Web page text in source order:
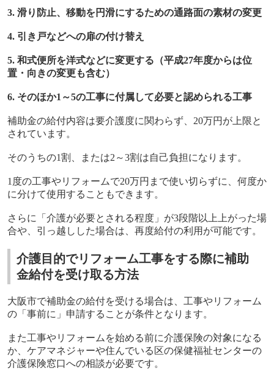
3. 滑り防止、移動を円滑にするための通路面の素材の変更
4. 引き戸などへの扉の付け替え
5. 和式便所を洋式などに変更する（平成27年度からは位
置・向きの変更も含む）
6. そのほか1 ～5の工事に付属して必要と認められる工事
補助金の給付内容は要介護度に関わらず、 20万円が上限と
されています。
そのうちの1割、または2 ～3割は自己負担になります。
1 度の工事やリフォームで20万円まで使い切らずに、何度か
に分けて使用することもできます。
さらに「介護が必要とされる程度」が3段階以上上がった場
合や、引っ越しした場合は、再度給付の利用が可能です。
介護目的でリフォーム工事をする際に補助
金給付を受け取る方法
大阪市で補助金の給付を受ける場合は、工事やリフォーム
の「事前に」申請することが条件となります。
また工事やリフォームを始める前に介護保険の対象になる
か、ケアマネジャーや住んでいる区の保健福祉センターの
介護保険窓口への相談が必要です。